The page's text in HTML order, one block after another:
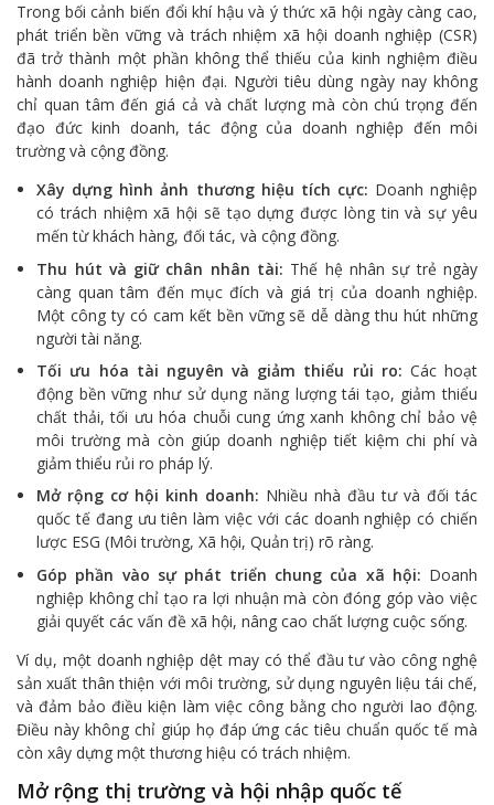
Trong bối cảnh biến đổi khí hậu và ý thức xã hội ngày càng cao,
phát triển bền vững và trách nhiệm xã hội doanh nghiệp (CSR)
đã trở thành một phần không thể thiếu của kinh nghiệm điều
hành doanh nghiệp hiện đại. Người tiêu dùng ngày nay không
chỉ quan tâm đến giá cả và chất lượng mà còn chú trọng đến
đạo đức kinh doanh, tác động của doanh nghiệp đến môi
trường và cộng đồng.
Xây dựng hình ảnh thương hiệu tích cực: Doanh nghiệp
có trách nhiệm xã hội sẽ tạo dựng được lòng tin và sự yêu
mến từ khách hàng, đối tác, và cộng đồng.
Thu hút và giữ chân nhân tài: Thế hệ nhân sự trẻ ngày
càng quan tâm đến mục đích và giá trị của doanh nghiệp.
Một công ty có cam kết bền vững sẽ dễ dàng thu hút những
người tài năng.
Tối ưu hóa tài nguyên và giảm thiểu rủi ro: Các hoạt
động bền vững như sử dụng năng lượng tái tạo, giảm thiểu
chất thải, tối ưu hóa chuỗi cung ứng xanh không chỉ bảo vệ
môi trường mà còn giúp doanh nghiệp tiết kiệm chi phí và
giảm thiểu rủi ro pháp lý.
Mở rộng cơ hội kinh doanh: Nhiều nhà đầu tư và đối tác
quốc tế đang ưu tiên làm việc với các doanh nghiệp có chiến
lược ESG (Môi trường, Xã hội, Quản trị) rõ ràng.
Góp phần vào sự phát triển chung của xã hội: Doanh
nghiệp không chỉ tạo ra lợi nhuận mà còn đóng góp vào việc
giải quyết các vấn đề xã hội, nâng cao chất lượng cuộc sống.
Ví dụ, một doanh nghiệp dệt may có thể đầu tư vào công nghệ
sản xuất thân thiện với môi trường, sử dụng nguyên liệu tái chế,
và đảm bảo điều kiện làm việc công bằng cho người lao động.
Điều này không chỉ giúp họ đáp ứng các tiêu chuẩn quốc tế mà
còn xây dựng một thương hiệu có trách nhiệm.
Mở rộng thị trường và hội nhập quốc tế